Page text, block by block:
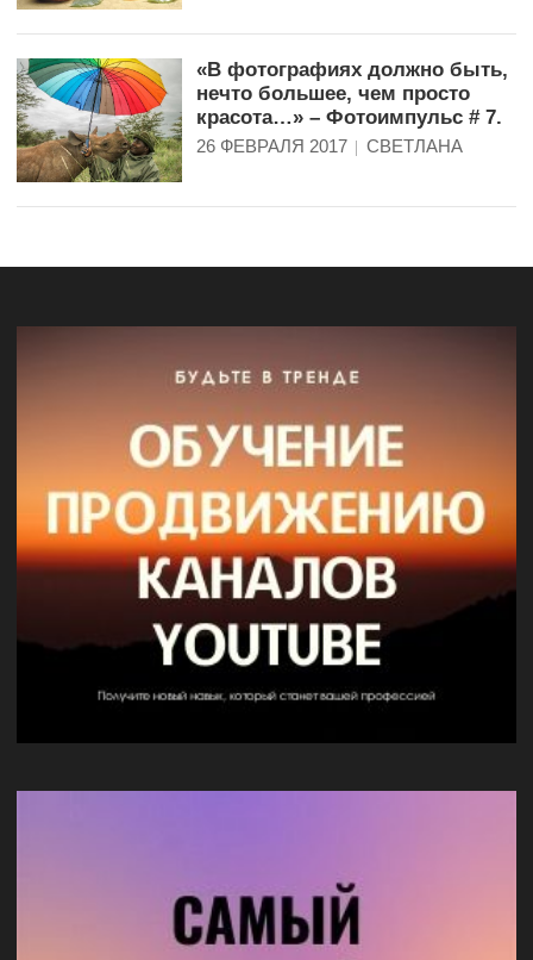
«В фотографиях должно быть,
нечто большее, чем просто
красота…» – Фотоимпульс # 7.
26 ФЕВРАЛЯ 2017 СВЕТЛАНА